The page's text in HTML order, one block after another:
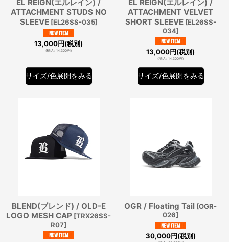
EL REIGN(エルレイン) /
ATTACHMENT STUDS NO
SLEEVE [EL26SS-035]
13,000円(税別)
(税込: 14,300円)
サイズ/色展開をみる
EL REIGN(エルレイン) /
ATTACHMENT VELVET
SHORT SLEEVE [EL26SS-
034]
13,000円(税別)
(税込: 14,300円)
サイズ/色展開をみる
BLEND(ブレンド) / OLD-E
LOGO MESH CAP [TRX26SS-
R07]
OGR / Floating Tail [OGR-
026]
30,000円(税別)